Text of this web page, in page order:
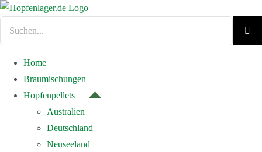
Zum
Home
Braumischungen
Hopfenpellets
Australien
Deutschland
Neuseeland